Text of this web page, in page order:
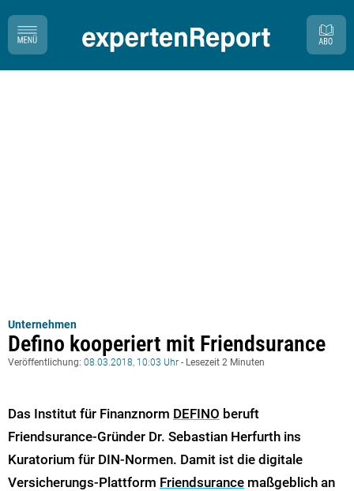
Unternehmen
Defino kooperiert mit Friendsurance
Veröffentlichung: 08.03.2018, 10:03 Uhr - Lesezeit 2 Minuten
Das Institut für Finanznorm DEFINO beruft
Friendsurance-Gründer Dr. Sebastian Herfurth ins
Kuratorium für DIN-Normen. Damit ist die digitale
Versicherungs-Plattform Friendsurance maßgeblich an